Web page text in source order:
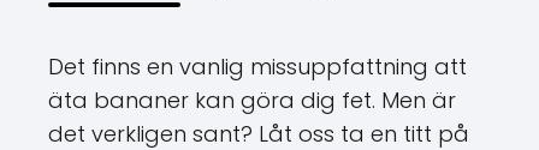
Det finns en vanlig missuppfattning att
äta bananer kan göra dig fet. Men är
det verkligen sant? Låt oss ta en titt på